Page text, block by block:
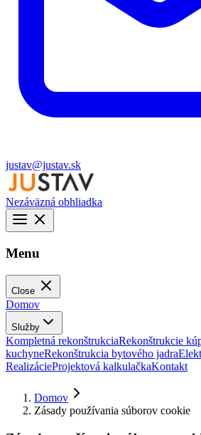
justav@justav.sk
Nezáväzná obhliadka
Menu
Close
Domov
Služby
Kompletná rekonštrukciaRekonštrukcie
kuchyneRekonštrukcia bytového jadra
RealizácieProjektová kalkulačkaKontakt
Domov
Zásady používania súborov cookie